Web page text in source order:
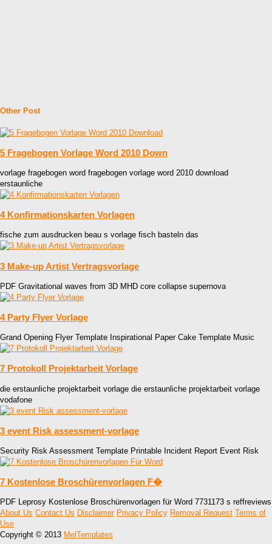
Other Post
5 Fragebogen Vorlage Word 2010 Down
vorlage fragebogen word fragebogen vorlage word 2010 download
erstaunliche
4 Konfirmationskarten Vorlagen
fische zum ausdrucken beau s vorlage fisch basteln das
3 Make-up Artist Vertragsvorlage
PDF Gravitational waves from 3D MHD core collapse supernova
4 Party Flyer Vorlage
Grand Opening Flyer Template Inspirational Paper Cake Template Music
7 Protokoll Projektarbeit Vorlage
die erstaunliche projektarbeit vorlage die erstaunliche projektarbeit vorlage
vodafone
3 event Risk assessment-vorlage
Security Risk Assessment Template Printable Incident Report Event Risk
7 Kostenlose Broschürenvorlagen F�
PDF Leprosy Kostenlose Broschürenvorlagen für Word 7731173 s reffreviews
About Us Contact Us Disclaimer Privacy Policy Removal Request Terms of
Use
Copyright © 2013 MelTemplates